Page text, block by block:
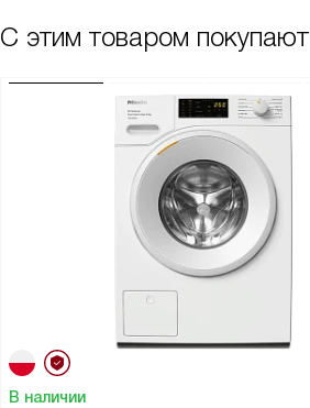
С этим товаром покупают
В наличии